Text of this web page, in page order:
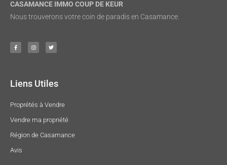
CASAMANCE IMMO COUP DE KEUR
Nous trouverons votre coin de paradis en Casamance.
Liens Utiles
Proprétés à Vendre
Vendre ma propriété
Région de Casamance
Avis